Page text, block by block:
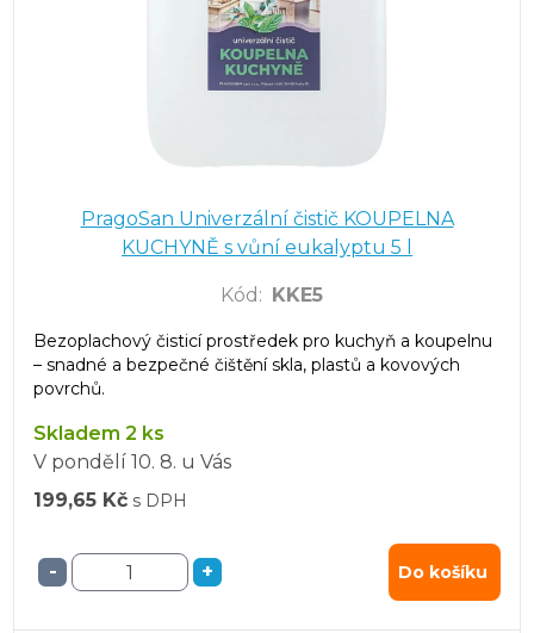
PragoSan Univerzální čistič KOUPELNA
KUCHYNĚ s vůní eukalyptu 5 l
Kód : KKE5
Bezoplachový čisticí prostředek pro kuchyň a koupelnu
– snadné a bezpečné čištění skla, plastů a kovových
povrchů.
Skladem 2 ks
V pondělí 10. 8. u Vás
199,65 Kč s DPH
- + Do košíku